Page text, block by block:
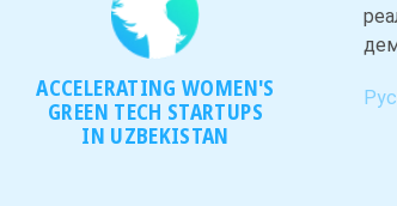
ACCELERATING WOMEN'S
GREEN TECH STARTUPS
IN UZBEKISTAN